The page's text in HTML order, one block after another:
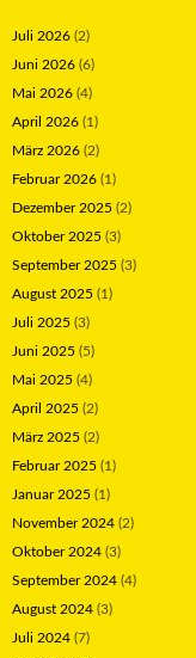
Juli 2026 (2)
Juni 2026 (6)
Mai 2026 (4)
April 2026 (1)
März 2026 (2)
Februar 2026 (1)
Dezember 2025 (2)
Oktober 2025 (3)
September 2025 (3)
August 2025 (1)
Juli 2025 (3)
Juni 2025 (5)
Mai 2025 (4)
April 2025 (2)
März 2025 (2)
Februar 2025 (1)
Januar 2025 (1)
November 2024 (2)
Oktober 2024 (3)
September 2024 (4)
August 2024 (3)
Juli 2024 (7)